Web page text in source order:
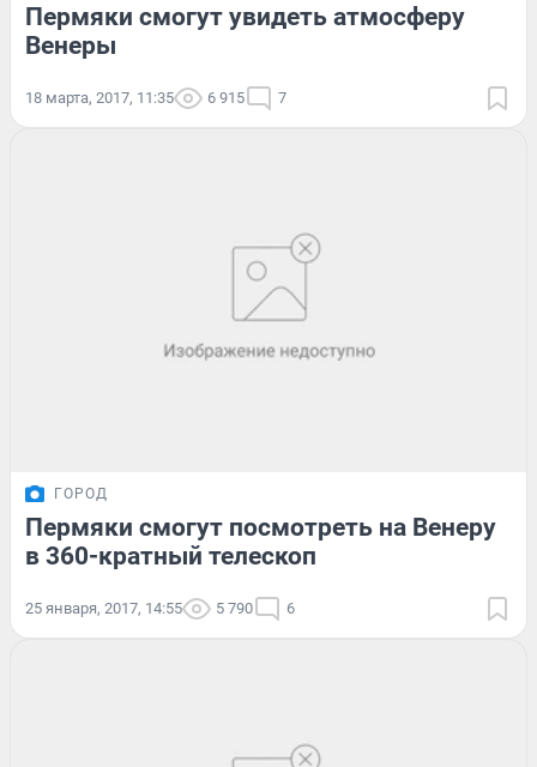
Пермяки смогут увидеть атмосферу
Венеры
18 марта, 2017, 11:35 6 915 7
ГОРОД
Пермяки смогут посмотреть на Венеру
в 360-кратный телескоп
25 января, 2017, 14:55 5 790 6